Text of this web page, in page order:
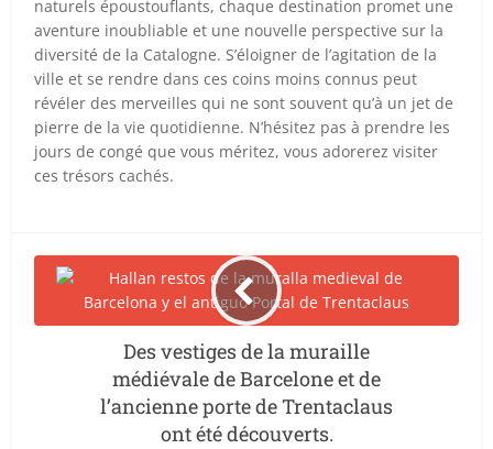
naturels époustouflants, chaque destination promet une
aventure inoubliable et une nouvelle perspective sur la
diversité de la Catalogne. S’éloigner de l’agitation de la
ville et se rendre dans ces coins moins connus peut
révéler des merveilles qui ne sont souvent qu’à un jet de
pierre de la vie quotidienne. N’hésitez pas à prendre les
jours de congé que vous méritez, vous adorerez visiter
ces trésors cachés.
Des vestiges de la muraille
médiévale de Barcelone et de
l’ancienne porte de Trentaclaus
ont été découverts.